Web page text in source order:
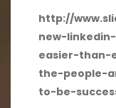
http://
new-
easier-
the-people-
to-be-